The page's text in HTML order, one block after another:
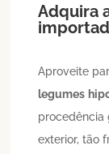
Adquira
Aproveite
legumes
procedência
exterior, tão